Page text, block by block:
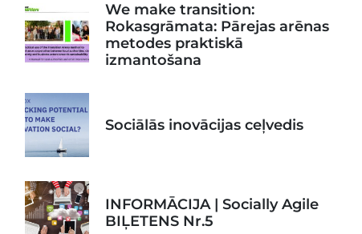
We make transition:
Rokasgrāmata: Pārejas arēnas
metodes praktiskā
izmantošana
Sociālās inovācijas ceļvedis
INFORMĀCIJA | Socially Agile
BIĻETENS Nr.5